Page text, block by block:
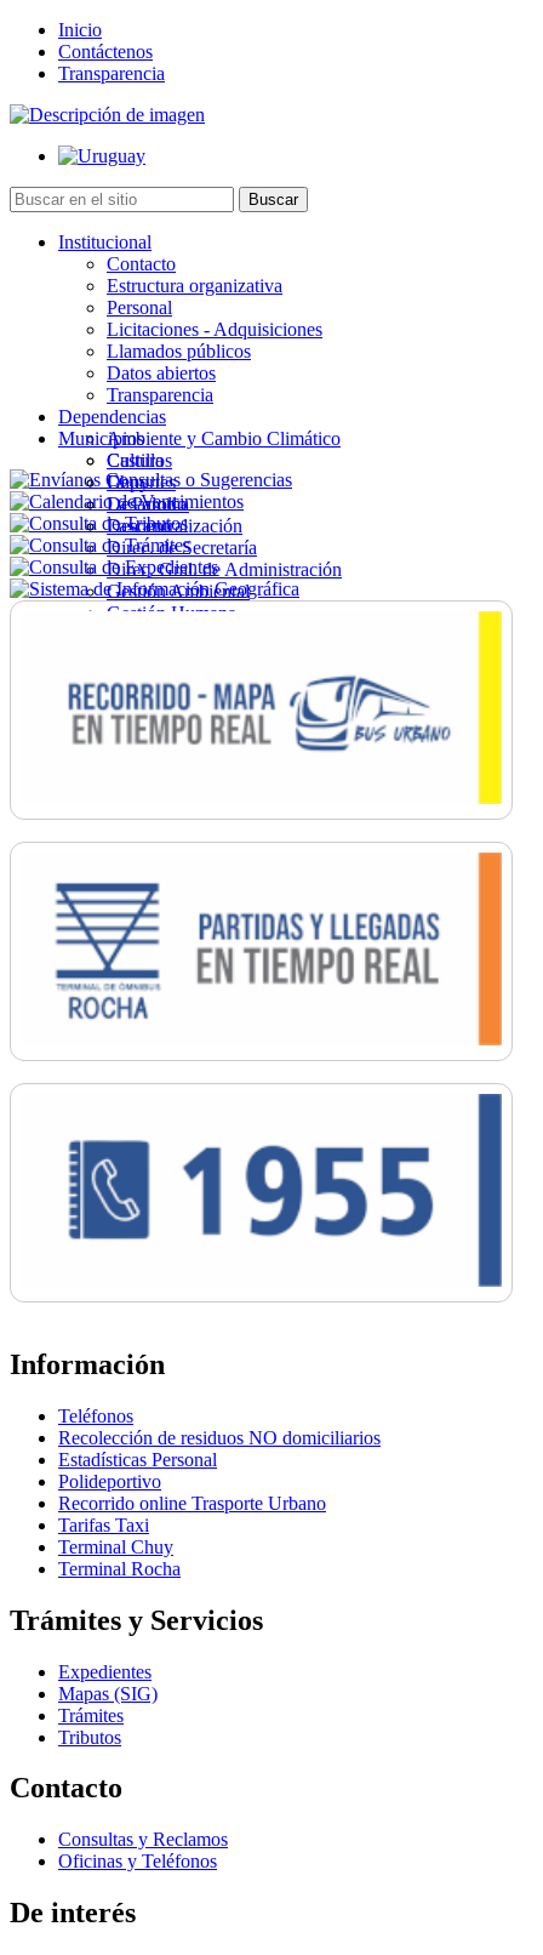
Inicio
Contáctenos
Transparencia
Institucional
Contacto
Estructura organizativa
Personal
Licitaciones - Adquisiciones
Llamados públicos
Datos abiertos
Transparencia
Dependencias
Ambiente y Cambio Climático
Cultura
Deportes
Desarrollo
Descentralización
Direc. de Secretaría
Direc. Gral. de Administración
Gestión Ambiental
Gestión Humana
Ordenamiento
Promoción Social
Salud
Secretaría General
Municipios
Castillos
Chuy
La Paloma
Lascano
Información
Teléfonos
Recolección de residuos NO domiciliarios
Estadísticas Personal
Polideportivo
Recorrido online Trasporte Urbano
Tarifas Taxi
Terminal Chuy
Terminal Rocha
Trámites y Servicios
Expedientes
Mapas (SIG)
Trámites
Tributos
Contacto
Consultas y Reclamos
Oficinas y Teléfonos
De interés